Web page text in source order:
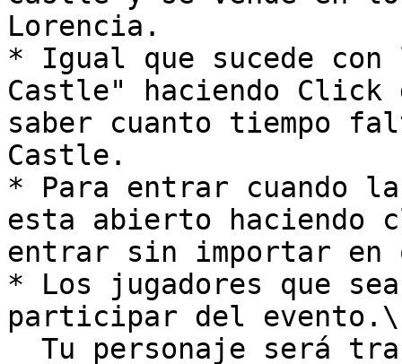
Lorencia.
* Igual que sucede
Castle" haciendo Click
saber cuanto tiempo
Castle.
* Para entrar cuando
esta abierto haciendo
entrar sin importar en
* Los jugadores que
participar del evento.\